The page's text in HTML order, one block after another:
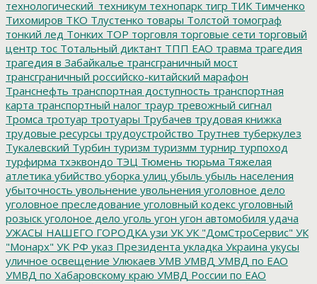
технологический_техникум технопарк тигр ТИК Тимченко
Тихомиров ТКО Тлустенко товары Толстой томограф
тонкий лед Тонких ТОР торговля торговые сети торговый
центр тос Тотальный диктант ТПП ЕАО травма трагедия
трагедия в Забайкалье трансграничный мост
трансграничный российско-китайский марафон
Транснефть транспортная доступность транспортная
карта транспортный налог траур тревожный сигнал
Тромса тротуар тротуары Трубачев трудовая книжка
трудовые ресурсы трудоустройство Трутнев туберкулез
Тукалевский Турбин туризм туризмм турнир турпоход
турфирма тхэквондо ТЭЦ Тюмень тюрьма Тяжелая
атлетика убийство уборка улиц убыль убыль населения
убыточность увольнение увольнения уголовное дело
уголовное преследование уголовный кодекс уголовный
розыск уголоное дело уголь угон угон автомобиля удача
УЖАСЫ НАШЕГО ГОРОДКА узи УК УК "ДомСтроСервис" УК
"Монарх" УК РФ указ Президента укладка Украина укусы
уличное освещение Улюкаев УМВ УМВД УМВД по ЕАО
УМВД по Хабаровскому краю УМВД России по ЕАО